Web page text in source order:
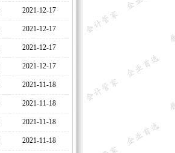
2021-12-17
2021-12-17
2021-12-17
2021-12-17
2021-11-18
2021-11-18
2021-11-18
2021-11-18